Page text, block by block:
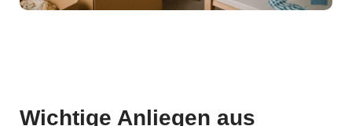
Wichtige Anliegen aus